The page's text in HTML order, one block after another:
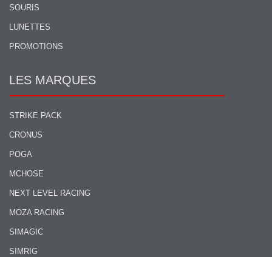
SOURIS
LUNETTES
PROMOTIONS
LES MARQUES
STRIKE PACK
CRONUS
POGA
MCHOSE
NEXT LEVEL RACING
MOZA RACING
SIMAGIC
SIMRIG